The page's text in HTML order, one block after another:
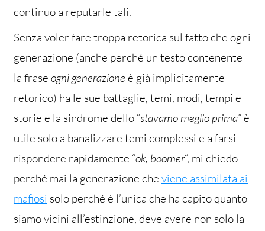
continuo a reputarle tali.
Senza voler fare troppa retorica sul fatto che ogni
generazione (anche perché un testo contenente
la frase ogni generazione è già implicitamente
retorico) ha le sue battaglie, temi, modi, tempi e
storie e la sindrome dello “stavamo meglio prima” è
utile solo a banalizzare temi complessi e a farsi
rispondere rapidamente “ok, boomer“, mi chiedo
perché mai la generazione che viene assimilata ai
mafiosi solo perché è l’unica che ha capito quanto
siamo vicini all’estinzione, deve avere non solo la